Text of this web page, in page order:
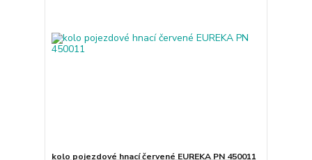
kolo pojezdové hnací červené EUREKA PN 450011